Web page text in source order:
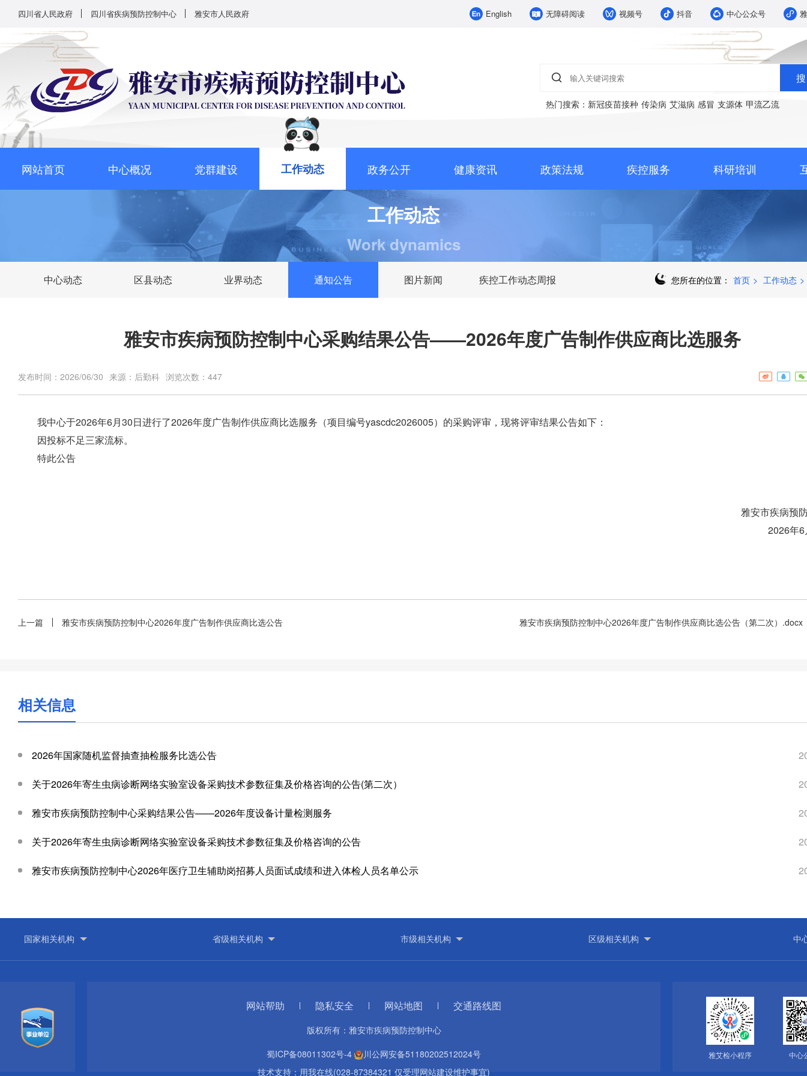
四川省人民政府 四川省疾病预防控制中心 雅安市人民政府 English 无障碍阅读 视频号 抖音 中心公众号

热门搜索 ： 新冠疫苗接种 传染病 艾滋病 感冒 支源体 甲流乙流
网站首页 中心概况 党群建设 工作动态 政务公开 健康资讯 政策法规 疾控服务 科研培训
工作动态
Work dynamics
中心动态 区县动态 业界动态 通知公告 图片新闻 疾控工作动态周报 您所在的位置： 首页 > 工作动态 >
雅安市疾病预防控制中心采购结果公告——2026年度广告制作供应商比选服务
发布时间： 2026/06/30 来源： 后勤科 浏览次数： 447
我中心于2026年6月30日进行了2026年度广告制作供应商比选服务（项目编号yascdc2026005）的采购评审，现将评审结果公告如下：
因投标不足三家流标。
特此公告
雅安市疾病预
2026
上一篇 雅安市疾病预防控制中心2026年度广告制作供应商比选公告 雅安市疾病预防控制中心2026年度广告制作供应商比选公告（第二次）.docx
相关信息
2026年国家随机监督抽查抽检服务比选公告
关于2026年寄生虫病诊断网络实验室设备采购技术参数征集及价格咨询的公告(第二次）
雅安市疾病预防控制中心采购结果公告——2026年度设备计量检测服务
关于2026年寄生虫病诊断网络实验室设备采购技术参数征集及价格咨询的公告
雅安市疾病预防控制中心2026年医疗卫生辅助岗招募人员面试成绩和进入体检人员名单公示
网站帮助 隐私安全 网站地图 交通路线图
版权所有：雅安市疾病预防控制中心
蜀ICP备08011302号-4
川公网安备51180202512024号
技术支持： 用我在线(028-87384321 仅受理网站建设维护事宜)
雅艾检小程序 中心